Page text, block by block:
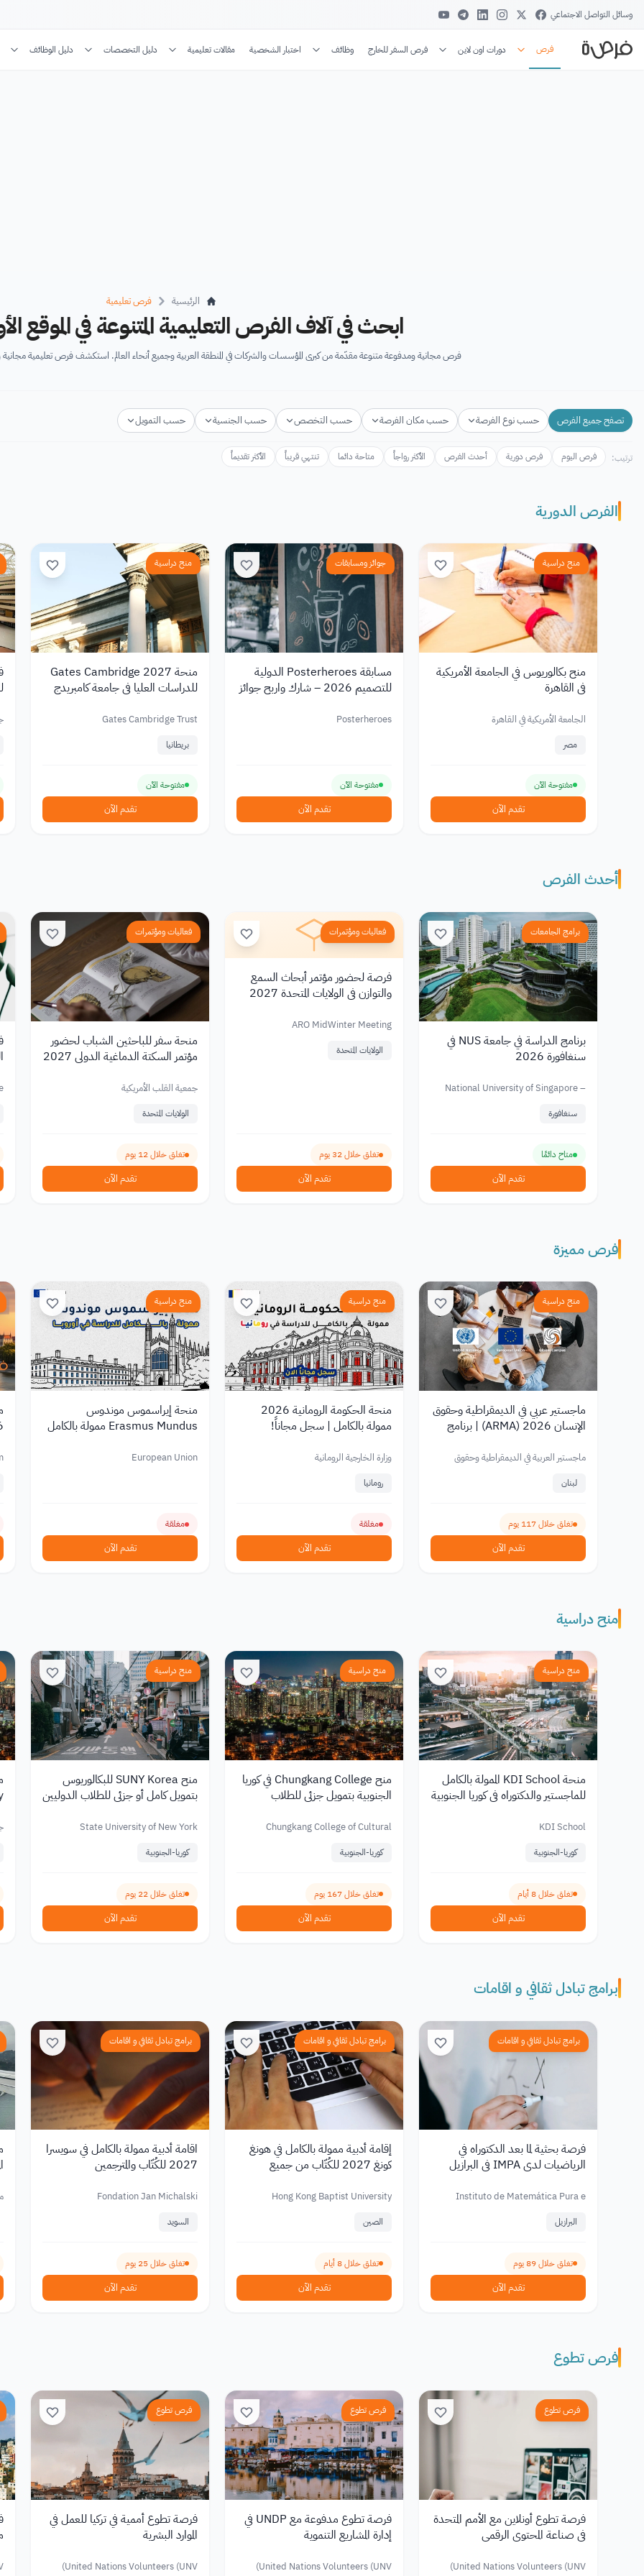
وسائل التواصل الاجتماعي
فرص دورات اون لاين فرص السفر للخارج وظائف اختبار الشخصية مقالات تعليمية دليل التخصصات دليل الوظائف
الرئيسية فرص تعليمية
ابحث في آلاف الفرص التعليمية المتنوعة في الموقع
فرص مجانية ومدفوعة متنوعة مقدّمة من كبرى المؤسسات والشركات في المنطقة العربية وجميع أنحاء العالم. استكشف فرص تعليمية
تصفح جميع الفرص حسب نوع الفرصة حسب مكان الفرصة حسب التخصص حسب الجنسية حسب التمويل
ترتيب: فرص اليوم فرص دورية أحدث الفرص الأكثر رواجاً متاحة دائما تنتهي قريباً الأكثر تقديماً
الفرص الدورية
منح دراسية
منح بكالوريوس في الجامعة الأمريكية
في القاهرة
الجامعة الأمريكية في القاهرة
مصر
مفتوحة الآن
تقدم الآن
جوائز ومسابقات
مسابقة Posterheroes الدولية
للتصميم 2026 – شارك واربح جوائز
Posterheroes
مفتوحة الآن
تقدم الآن
منح دراسية
منحة Gates Cambridge 2027
للدراسات العليا في جامعة كامبريدج
Gates Cambridge Trust
بريطانيا
مفتوحة الآن
تقدم الآن
أحدث الفرص
برامج الجامعات
برنامج الدراسة في جامعة NUS في
سنغافورة 2026
National University of Singapore –
سنغافورة
متاح دائمًا
تقدم الآن
فعاليات ومؤتمرات
فرصة لحضور مؤتمر أبحاث السمع
والتوازن في الولايات المتحدة 2027
ARO MidWinter Meeting
الولايات المتحدة
تغلق خلال 32 يوم
تقدم الآن
فعاليات ومؤتمرات
منحة سفر للباحثين الشباب لحضور
مؤتمر السكتة الدماغية الدولي 2027
جمعية القلب الأمريكية
الولايات المتحدة
تغلق خلال 12 يوم
تقدم الآن
فرص مميزة
منح دراسية
ماجستير عربي في الديمقراطية وحقوق
الإنسان 2026 (ARMA) | برنامج
European Union
ماجستير العربية في الديمقراطية وحقوق
لبنان
تغلق خلال 117 يوم
تقدم الآن
منح دراسية
منحة الحكومة الرومانية 2026
ممولة بالكامل | سجل مجاناً!
وزارة الخارجية الرومانية
رومانيا
مغلقة
تقدم الآن
منح دراسية
منحة إيراسموس موندوس
Erasmus Mundus ممولة بالكامل
European Union
مغلقة
تقدم الآن
منح دراسية
منح دراسية
منحة KDI School الممولة بالكامل
للماجستير والدكتوراه في كوريا الجنوبية
KDI School
كوريا-الجنوبية
تغلق خلال 8 أيام
تقدم الآن
منح دراسية
منح Chungkang College في كوريا
الجنوبية بتمويل جزئي للطلاب
Chungkang College of Cultural
كوريا-الجنوبية
تغلق خلال 167 يوم
تقدم الآن
منح دراسية
منح SUNY Korea للبكالوريوس
بتمويل كامل أو جزئي للطلاب الدوليين
State University of New York
كوريا-الجنوبية
تغلق خلال 22 يوم
تقدم الآن
برامج تبادل ثقافي و اقامات
برامج تبادل ثقافي و اقامات
فرصة بحثية لما بعد الدكتوراه في
الرياضيات لدى IMPA في البرازيل
Instituto de Matemática Pura e
البرازيل
تغلق خلال 89 يوم
تقدم الآن
برامج تبادل ثقافي و اقامات
إقامة أدبية ممولة بالكامل في هونغ
كونغ 2027 للكُتّاب من جميع
Hong Kong Baptist University
الصين
تغلق خلال 8 أيام
تقدم الآن
برامج تبادل ثقافي و اقامات
اقامة أدبية ممولة بالكامل في سويسرا
2027 للكُتّاب والمترجمين
Fondation Jan Michalski
السويد
تغلق خلال 25 يوم
تقدم الآن
فرص تطوع
فرص تطوع
فرصة تطوع أونلاين مع الأمم المتحدة
في صناعة المحتوى الرقمي
United Nations Volunteers (UNV)
فرص تطوع
فرصة تطوع مدفوعة مع UNDP في
إدارة المشاريع التنموية
United Nations Volunteers (UNV)
فرص تطوع
فرصة تطوع أممية في تركيا للعمل في
الموارد البشرية
United Nations Volunteers (UNV)